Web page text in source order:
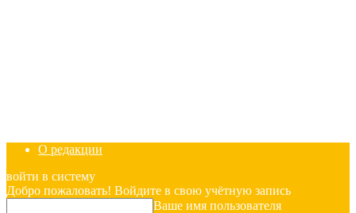
О редакции
войти в систему
Добро пожаловать! Войдите в свою учётную запись
Ваше имя пользователя